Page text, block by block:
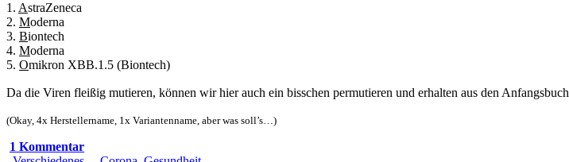
1. AstraZeneca
2. Moderna
3. Biontech
4. Moderna
5. Omikron XBB.1.5 (Biontech)
Da die Viren fleißig mutieren, können wir hier auch ein bisschen permutieren und erhalten aus den
(Okay, 4x Herstellername, 1x Variantenname, aber was soll’s…)
1 Kommentar